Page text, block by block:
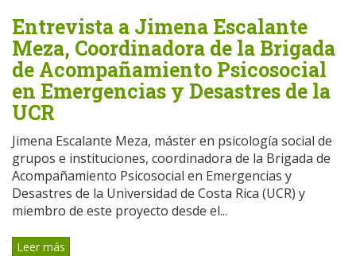
Entrevista a Jimena Escalante
Meza, Coordinadora de la Brigada
de Acompañamiento Psicosocial
en Emergencias y Desastres de la
UCR
Jimena Escalante Meza, máster en psicología social de
grupos e instituciones, coordinadora de la Brigada de
Acompañamiento Psicosocial en Emergencias y
Desastres de la Universidad de Costa Rica (UCR) y
miembro de este proyecto desde el...
Leer más